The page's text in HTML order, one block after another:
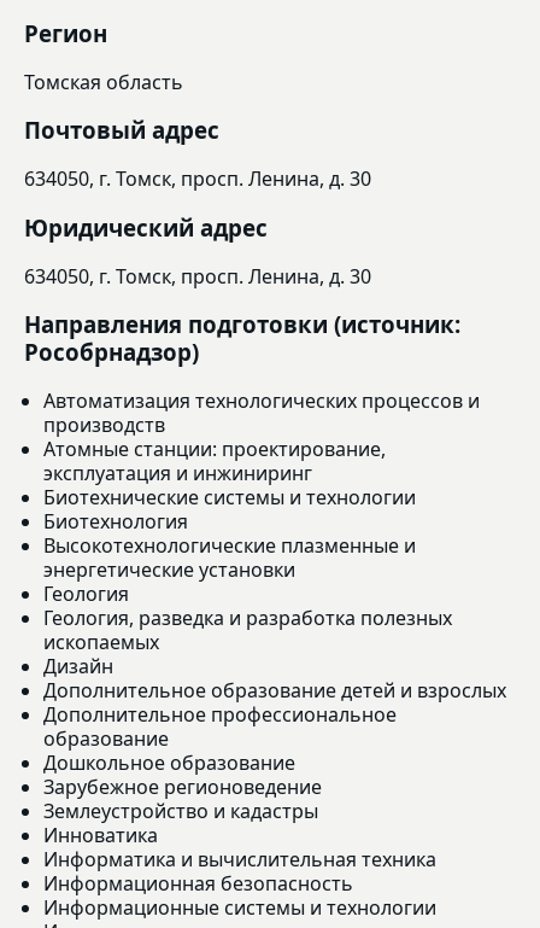
Регион
Томская область
Почтовый адрес
634050, г. Томск, просп. Ленина, д. 30
Юридический адрес
634050, г. Томск, просп. Ленина, д. 30
Направления подготовки (источник:
Рособрнадзор)
Автоматизация технологических процессов и
производств
Атомные станции: проектирование,
эксплуатация и инжиниринг
Биотехнические системы и технологии
Биотехнология
Высокотехнологические плазменные и
энергетические установки
Геология
Геология, разведка и разработка полезных
ископаемых
Дизайн
Дополнительное образование детей и взрослых
Дополнительное профессиональное
образование
Дошкольное образование
Зарубежное регионоведение
Землеустройство и кадастры
Инноватика
Информатика и вычислительная техника
Информационная безопасность
Информационные системы и технологии